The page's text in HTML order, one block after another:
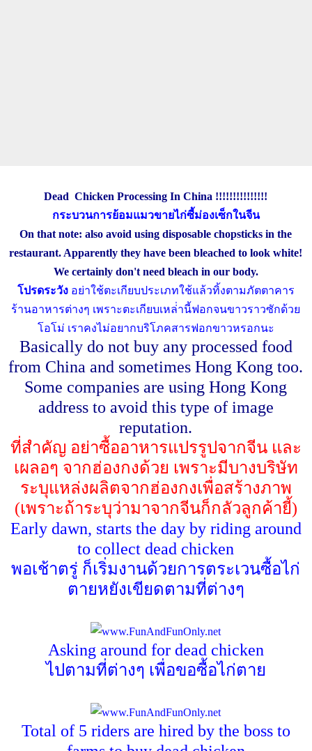
Dead Chicken Processing In China !!!!!!!!!!!!!!!
กระบวนการย้อมแมวขายไก่ซี้ม่องเซ็กในจีน
On that note: also avoid using disposable chopsticks in the
restaurant. Apparently they have been bleached to look white!
We certainly don't need bleach in our body.
โปรดระวัง อย่าใช้ตะเกียบประเภทใช้แล้วทิ้งตามภัตตาคาร
ร้านอาหารต่างๆ เพราะตะเกียบเหล่่านี้ฟอกจนขาวราวซักด้วย
โอโม่ เราคงไม่อยากบริโภคสารฟอกขาวหรอกนะ
Basically do not buy any processed food
from China and sometimes Hong Kong too.
Some companies are using Hong Kong
address to avoid this type of image
reputation.
ที่สำคัญ อย่าซื้ออาหารแปรรูปจากจีน และ
เผลอๆ จากฮ่องกงด้วย เพราะมีบางบริษัท
ระบุแหล่งผลิตจากฮ่องกงเพื่อสร้างภาพ
(เพราะถ้าระบุว่ามาจากจีนก็กลัวลูกค้ายี้)
Early dawn, starts the day by riding around
to collect dead chicken
พอเช้าตรู่ ก็เริ่มงานด้วยการตระเวนซื้อไก่
ตายหยังเขียดตามที่ต่างๆ
Asking around for dead chicken
ไปตามที่ต่างๆ เพื่อขอซื้อไก่ตาย
Total of 5 riders are hired by the boss to